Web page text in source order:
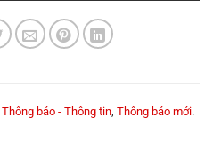
Thông báo - Thông tin, Thông báo mới.